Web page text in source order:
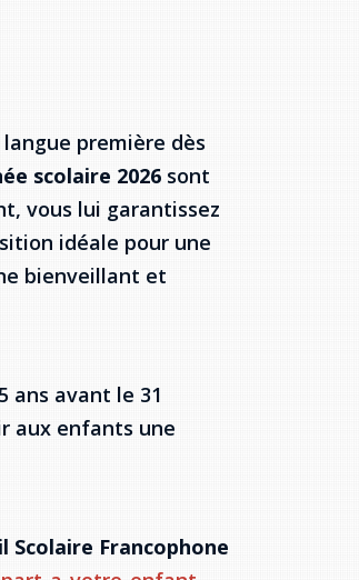
première dès
scolaire 2026sont
vous lui garantissez
idéale pour une
bienveillant et
ans avant le 31
aux enfants une
Scolaire Francophone